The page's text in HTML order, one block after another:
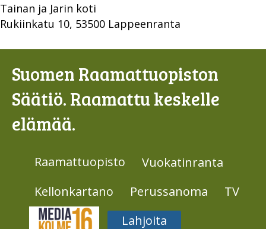
Tainan ja Jarin koti
Rukiinkatu 10, 53500 Lappeenranta
Suomen Raamattuopiston
Säätiö. Raamattu keskelle
elämää.
Raamattuopisto
Vuokatinranta
Kellonkartano
Perussanoma
TV
Media316
Lahjoita